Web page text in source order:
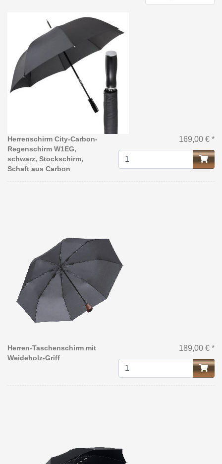
Herrenschirm City-Carbon-
Regenschirm W1EG,
schwarz, Stockschirm,
Schaft aus Carbon
169,00 € *
Herren-Taschenschirm mit
Weideholz-Griff
189,00 € *